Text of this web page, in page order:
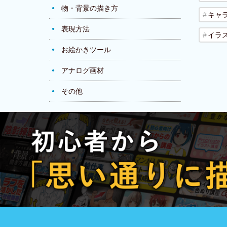
物・背景の描き方
表現方法
お絵かきツール
アナログ画材
その他
キャ
イラ